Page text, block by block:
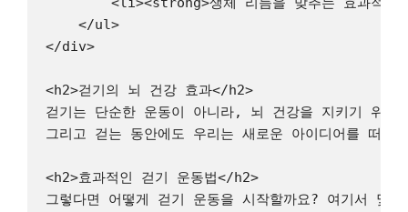
    </ul>
</div>
<h2>걷기의 뇌 건강 효과</h2>
걷기는 단순한 운동이 아니라, 뇌 건강을 지키기 위
그리고 걷는 동안에도 우리는 새로운 아이디어를 떠
<h2>효과적인 걷기 운동법</h2>
그렇다면 어떻게 걷기 운동을 시작할까요? 여기서 몇